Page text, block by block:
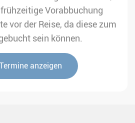
Vorabbuchung
vor der Reise, da diese zum
sein können.
anzeigen